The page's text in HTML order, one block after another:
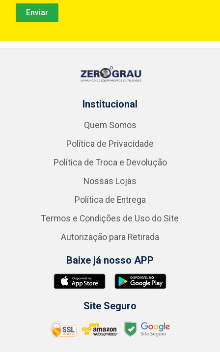
Institucional
Quem Somos
Política de Privacidade
Política de Troca e Devolução
Nossas Lojas
Política de Entrega
Termos e Condições de Uso do Site
Autorização para Retirada
Baixe já nosso APP
Site Seguro